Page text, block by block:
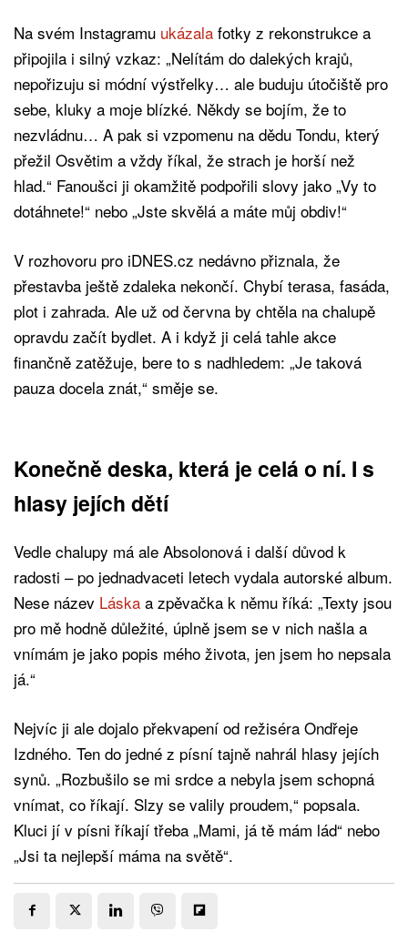
Na svém Instagramu ukázala fotky z rekonstrukce a
připojila i silný vzkaz: „Nelítám do dalekých krajů,
nepořizuju si módní výstřelky… ale buduju útočiště pro
sebe, kluky a moje blízké. Někdy se bojím, že to
nezvládnu… A pak si vzpomenu na dědu Tondu, který
přežil Osvětim a vždy říkal, že strach je horší než
hlad.“ Fanoušci ji okamžitě podpořili slovy jako „Vy to
dotáhnete!“ nebo „Jste skvělá a máte můj obdiv!“
V rozhovoru pro iDNES.cz nedávno přiznala, že
přestavba ještě zdaleka nekončí. Chybí terasa, fasáda,
plot i zahrada. Ale už od června by chtěla na chalupě
opravdu začít bydlet. A i když ji celá tahle akce
finančně zatěžuje, bere to s nadhledem: „Je taková
pauza docela znát,“ směje se.
Konečně deska, která je celá o ní. I s
hlasy jejích dětí
Vedle chalupy má ale Absolonová i další důvod k
radosti – po jednadvaceti letech vydala autorské album.
Nese název Láska a zpěvačka k němu říká: „Texty jsou
pro mě hodně důležité, úplně jsem se v nich našla a
vnímám je jako popis mého života, jen jsem ho nepsala
já.“
Nejvíc ji ale dojalo překvapení od režiséra Ondřeje
Izdného. Ten do jedné z písní tajně nahrál hlasy jejích
synů. „Rozbušilo se mi srdce a nebyla jsem schopná
vnímat, co říkají. Slzy se valily proudem,“ popsala.
Kluci jí v písni říkají třeba „Mami, já tě mám lád“ nebo
„Jsi ta nejlepší máma na světě“.